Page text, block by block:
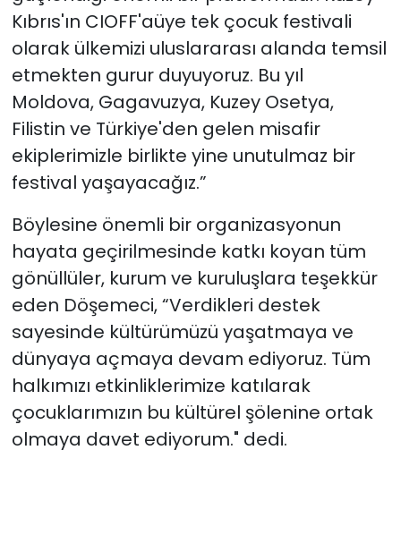
Kıbrıs'ın CIOFF'aüye tek çocuk festivali
olarak ülkemizi uluslararası alanda temsil
etmekten gurur duyuyoruz. Bu yıl
Moldova, Gagavuzya, Kuzey Osetya,
Filistin ve Türkiye'den gelen misafir
ekiplerimizle birlikte yine unutulmaz bir
festival yaşayacağız.”
Böylesine önemli bir organizasyonun
hayata geçirilmesinde katkı koyan tüm
gönüllüler, kurum ve kuruluşlara teşekkür
eden Döşemeci, “Verdikleri destek
sayesinde kültürümüzü yaşatmaya ve
dünyaya açmaya devam ediyoruz. Tüm
halkımızı etkinliklerimize katılarak
çocuklarımızın bu kültürel şölenine ortak
olmaya davet ediyorum." dedi.